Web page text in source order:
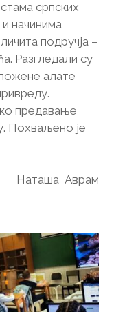
српских
начинима
подручја –
Разгледали су
алате
предавање
Похваљено је
Наташа Аврам